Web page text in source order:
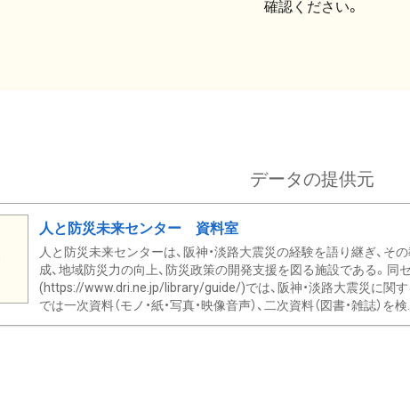
確認ください。
データの提供元
人と防災未来センター 資料室
人と防災未来センターは、阪神・淡路大震災の経験を語り継ぎ、
成、地域防災力の向上、防災政策の開発支援を図る施設である。同
(https://www.dri.ne.jp/library/guide/)では、阪神・淡路大震災に関す
では一次資料（モノ・紙・写真・映像音声）、二次資料（図書・雑誌）を検...